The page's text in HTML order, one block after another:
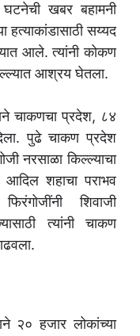
खबर बहामनी
सय्यद
आले. त्यांनी कोकण
आश्रय घेतला.
चाकणचा प्रदेश, ८४
पुढे चाकण प्रदेश
नरसाळा किल्ल्याचा
आदिल शहाचा पराभव
शिवाजी
त्यांनी चाकण
२० हजार लोकांच्या